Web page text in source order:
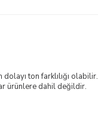
ton farklılığı olabilir.
ürünlere dahil değildir.